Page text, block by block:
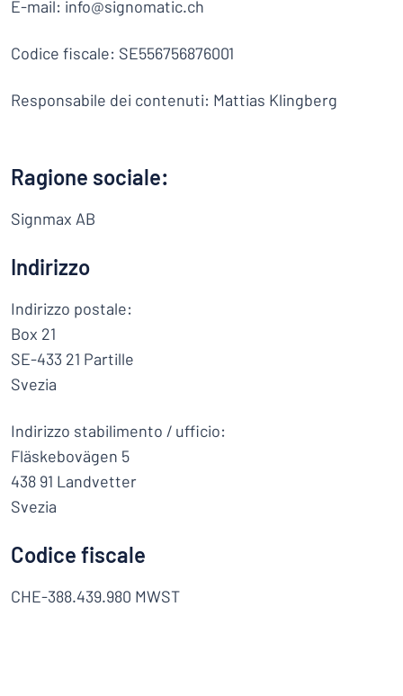
quello che stai cercando? Avvia la progettazione della
Visualizza tutte le categorie
un
Login
Privato / Azienda
E-mail: info@signomatic.ch
Codice fiscale: SE556756876001
Responsabile dei contenuti: Mattias Klingberg
Ragione sociale:
Signmax AB
Indirizzo
Indirizzo postale:
Box 21
SE-433 21 Partille
Svezia
Indirizzo stabilimento / ufficio:
Fläskebovägen 5
438 91 Landvetter
Svezia
Codice fiscale
CHE-388.439.980 MWST